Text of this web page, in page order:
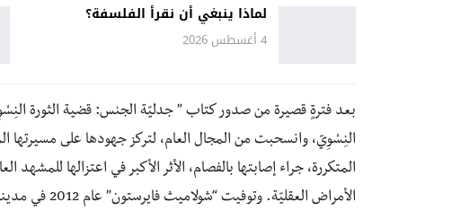
لماذا ينبغي أن نقرأ الفلسفة؟
4 أغسطس 2026
النِسْوِيّ، وانسحبت من المجال العام، لتركز جهودها على مسيرتها
المتكررة، جراء إصابتها بالفصام، الأثر الأكبر في اعتزالها
الأمراض العقليّة. وتوفيت “شولاميث فايرستون” عام 2012 في مدينة نيويورك.